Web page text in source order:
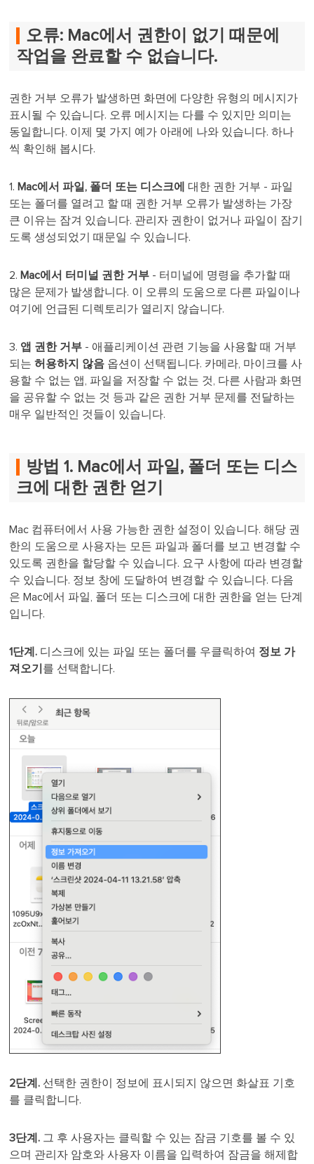
오류: Mac에서 권한이 없기 때문에
작업을 완료할 수 없습니다.
권한 거부 오류가 발생하면 화면에 다양한 유형의 메시지가
표시될 수 있습니다. 오류 메시지는 다를 수 있지만 의미는
동일합니다. 이제 몇 가지 예가 아래에 나와 있습니다. 하나
씩 확인해 봅시다.
1. Mac에서 파일, 폴더 또는 디스크에
대한 권한 거부 - 파일
또는 폴더를 열려고 할 때 권한 거부 오류가 발생하는 가장
큰 이유는 잠겨 있습니다. 관리자 권한이 없거나 파일이 잠기
도록 생성되었기 때문일 수 있습니다.
2. Mac에서 터미널 권한 거부 - 터미널에 명령을 추가할 때
많은 문제가 발생합니다. 이 오류의 도움으로 다른 파일이나
여기에 언급된 디렉토리가 열리지 않습니다.
3. 앱 권한 거부 - 애플리케이션 관련 기능을 사용할 때 거부
되는허용하지 않음 옵션이 선택됩니다. 카메라, 마이크를 사
용할 수 없는 앱, 파일을 저장할 수 없는 것, 다른 사람과 화면
을 공유할 수 없는 것 등과 같은 권한 거부 문제를 전달하는
매우 일반적인 것들이 있습니다.
방법 1. Mac에서 파일, 폴더 또는 디스
크에 대한 권한 얻기
Mac 컴퓨터에서 사용 가능한 권한 설정이 있습니다. 해당 권
한의 도움으로 사용자는 모든 파일과 폴더를 보고 변경할 수
있도록 권한을 할당할 수 있습니다. 요구 사항에 따라 변경할
수 있습니다. 정보 창에 도달하여 변경할 수 있습니다. 다음
은 Mac에서 파일, 폴더 또는 디스크에 대한 권한을 얻는 단계
입니다.
1단계. 디스크에 있는 파일 또는 폴더를 우클릭하여 정보 가
져오기 를 선택합니다.
2단계. 선택한 권한이 정보에 표시되지 않으면 화살표 기호
를 클릭합니다.
3단계. 그 후 사용자는 클릭할 수 있는 잠금 기호를 볼 수 있
으며 관리자 암호와 사용자 이름을 입력하여 잠금을 해제합